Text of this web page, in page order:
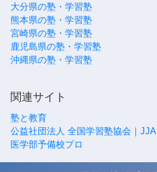
大分県の塾・学習塾
熊本県の塾・学習塾
宮崎県の塾・学習塾
鹿児島県の塾・学習塾
沖縄県の塾・学習塾
関連サイト
塾と教育
公益社団法人 全国学習塾協会｜JJA
医学部予備校プロ